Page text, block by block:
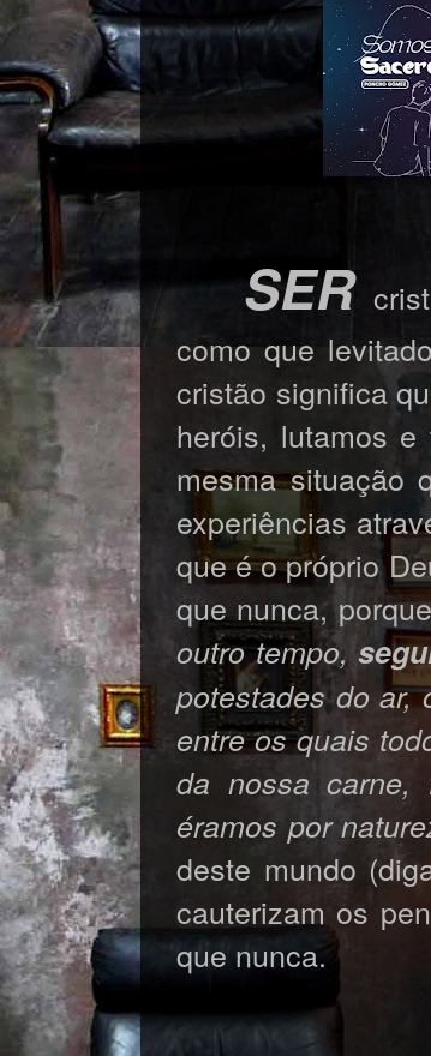
SER
como que
cristão significa
heróis, lutamos
mesma situação
experiências
que é o próprio
que nunca,
outro tempo,
potestades do ar,
entre os quais
da nossa carne,
éramos por
deste mundo
cauterizam os
que nunca.